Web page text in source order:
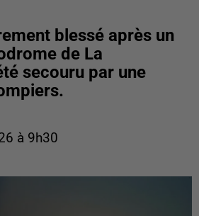
blessé après un
de La
secouru par une
à 9h30